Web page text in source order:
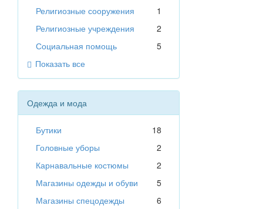
Религиозные сооружения
1
Религиозные учреждения
2
Социальная помощь
5
Показать все
Одежда и мода
Бутики
18
Головные уборы
2
Карнавальные костюмы
2
Магазины одежды и обуви
5
Магазины спецодежды
6